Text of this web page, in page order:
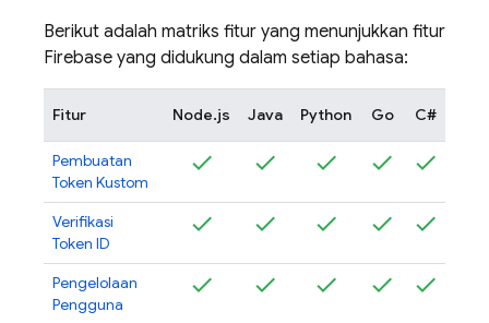
Berikut adalah matriks fitur yang menunjukkan fitur
Firebase yang didukung dalam setiap bahasa:
Fitur Node.js Java Python Go C#
Pembuatan
Token Kustom
Verifikasi
Token ID
Pengelolaan
Pengguna